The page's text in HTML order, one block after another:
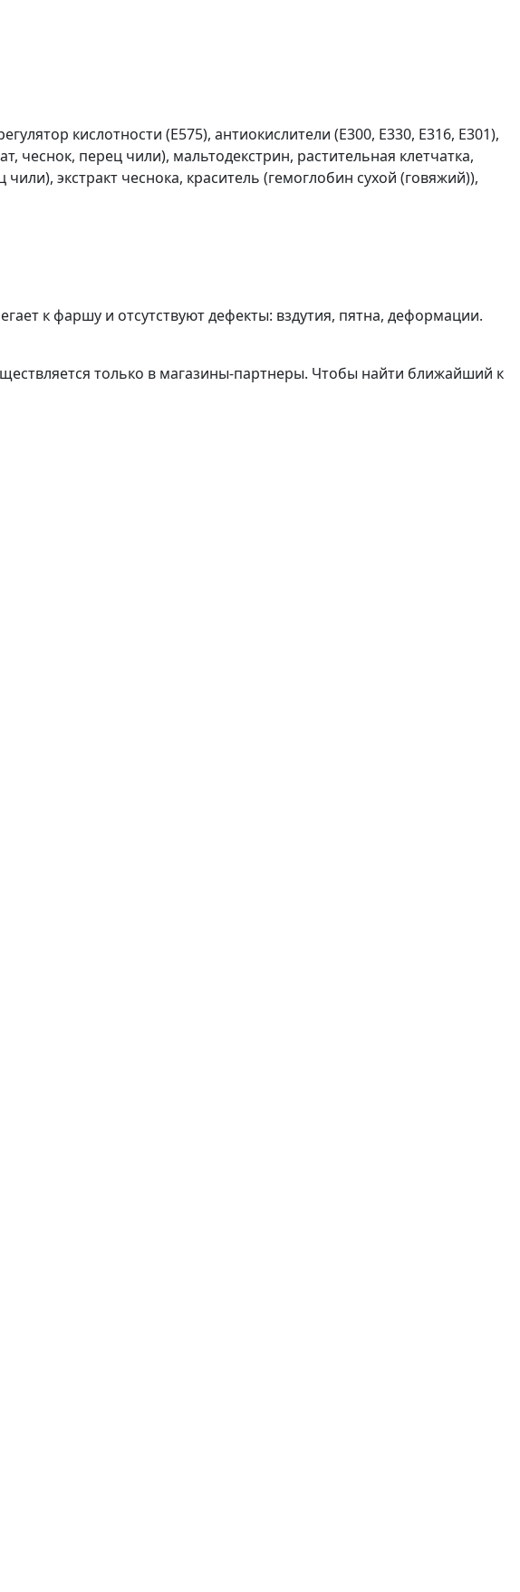
кислотности (Е575), антиокислители (Е300, Е330, Е316, Е301),
чеснок, перец чили), мальтодекстрин, растительная клетчатка,
экстракт чеснока, краситель (гемоглобин сухой (говяжий)),
к фаршу и отсутствуют дефекты: вздутия, пятна, деформации.
только в магазины-партнеры. Чтобы найти ближайший к